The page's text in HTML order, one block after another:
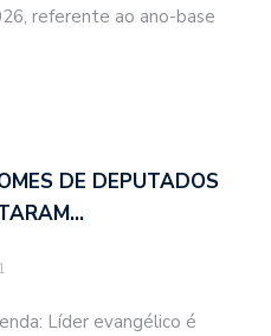
referente ao ano-base
DE DEPUTADOS
Líder evangélico é